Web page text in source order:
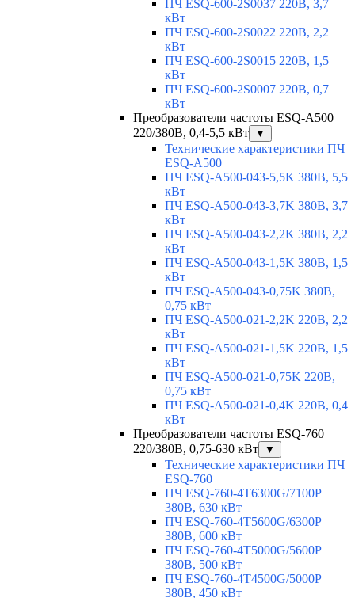
ПЧ ESQ-600-2S0037 220В, 3,7
кВт
ПЧ ESQ-600-2S0022 220В, 2,2
кВт
ПЧ ESQ-600-2S0015 220В, 1,5
кВт
ПЧ ESQ-600-2S0007 220В, 0,7
кВт
Преобразователи частоты ESQ-A500
220/380В, 0,4-5,5 кВт
▼
Технические характеристики ПЧ
ESQ-A500
ПЧ ESQ-A500-043-5,5K 380В, 5,5
кВт
ПЧ ESQ-A500-043-3,7K 380В, 3,7
кВт
ПЧ ESQ-A500-043-2,2K 380В, 2,2
кВт
ПЧ ESQ-A500-043-1,5K 380В, 1,5
кВт
ПЧ ESQ-A500-043-0,75K 380В,
0,75 кВт
ПЧ ESQ-A500-021-2,2K 220В, 2,2
кВт
ПЧ ESQ-A500-021-1,5K 220В, 1,5
кВт
ПЧ ESQ-A500-021-0,75K 220В,
0,75 кВт
ПЧ ESQ-A500-021-0,4K 220В, 0,4
кВт
Преобразователи частоты ESQ-760
220/380В, 0,75-630 кВт
▼
Технические характеристики ПЧ
ESQ-760
ПЧ ESQ-760-4T6300G/7100P
380В, 630 кВт
ПЧ ESQ-760-4T5600G/6300P
380В, 600 кВт
ПЧ ESQ-760-4T5000G/5600P
380В, 500 кВт
ПЧ ESQ-760-4T4500G/5000P
380В, 450 кВт